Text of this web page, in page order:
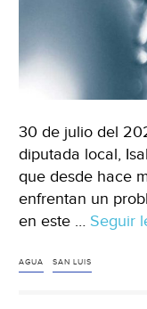
30 de julio del
diputada local,
que desde hace
enfrentan un
en este … Seguir
AGUA SAN LUIS